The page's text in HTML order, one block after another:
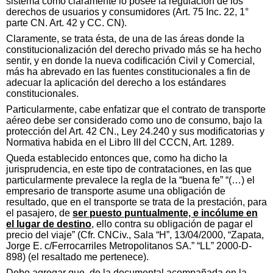
derechos de usuarios y consumidores (Art. 75 Inc. 22, 1°
parte CN. Art. 42 y CC. CN).
Claramente, se trata ésta, de una de las áreas donde la
constitucionalización del derecho privado más se ha hecho
sentir, y en donde la nueva codificación Civil y Comercial,
más ha abrevado en las fuentes constitucionales a fin de
adecuar la aplicación del derecho a los estándares
constitucionales.
Particularmente, cabe enfatizar que el contrato de transporte
aéreo debe ser considerado como uno de consumo, bajo la
protección del Art. 42 CN., Ley 24.240 y sus modificatorias y
Normativa habida en el Libro III del CCCN, Art. 1289.
Queda establecido entonces que, como ha dicho la
jurisprudencia, en este tipo de contrataciones, en las que
particularmente prevalece la regla de la “buena fe” “(…) el
empresario de transporte asume una obligación de
resultado, que en el transporte se trata de la prestación, para
el pasajero, de ser puesto puntualmente, e incólume en
el lugar de destino, ello contra su obligación de pagar el
precio del viaje” (Cfr. CNCiv., Sala “H”, 13/04/2000, “Zapata,
Jorge E. c/Ferrocarriles Metropolitanos SA.” “LL” 2000-D-
898) (el resaltado me pertenece).